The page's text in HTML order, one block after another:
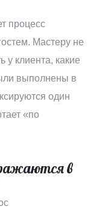
процесс
Мастеру не
у клиента, какие
выполнены в
один
«по
в